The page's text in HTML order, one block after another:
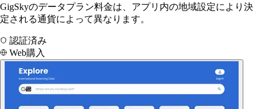
GigSkyのデータプラン料金は、アプリ内の地域設定により決
定される通貨によって異なります。
認証済み
Web購入